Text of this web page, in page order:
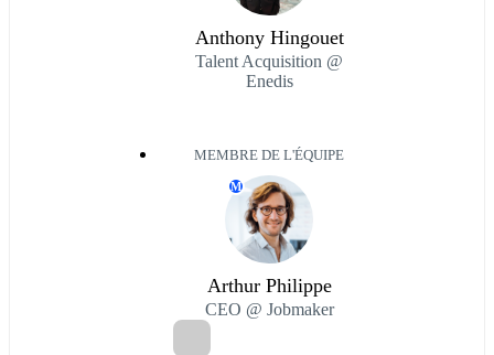
Anthony Hingouet
Talent Acquisition @
Enedis
MEMBRE DE L'ÉQUIPE
M
Arthur Philippe
CEO @ Jobmaker